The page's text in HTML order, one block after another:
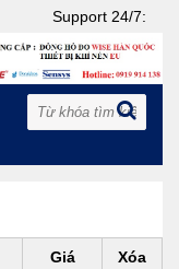
Support 24/7:
Giá Xóa